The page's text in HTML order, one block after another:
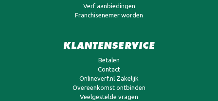
Franchisenemer worden
Betalen
Contact
Onlineverf.nl Zakelijk
Overeenkomst ontbinden
Veelgestelde vragen
Verf kopen vanuit België